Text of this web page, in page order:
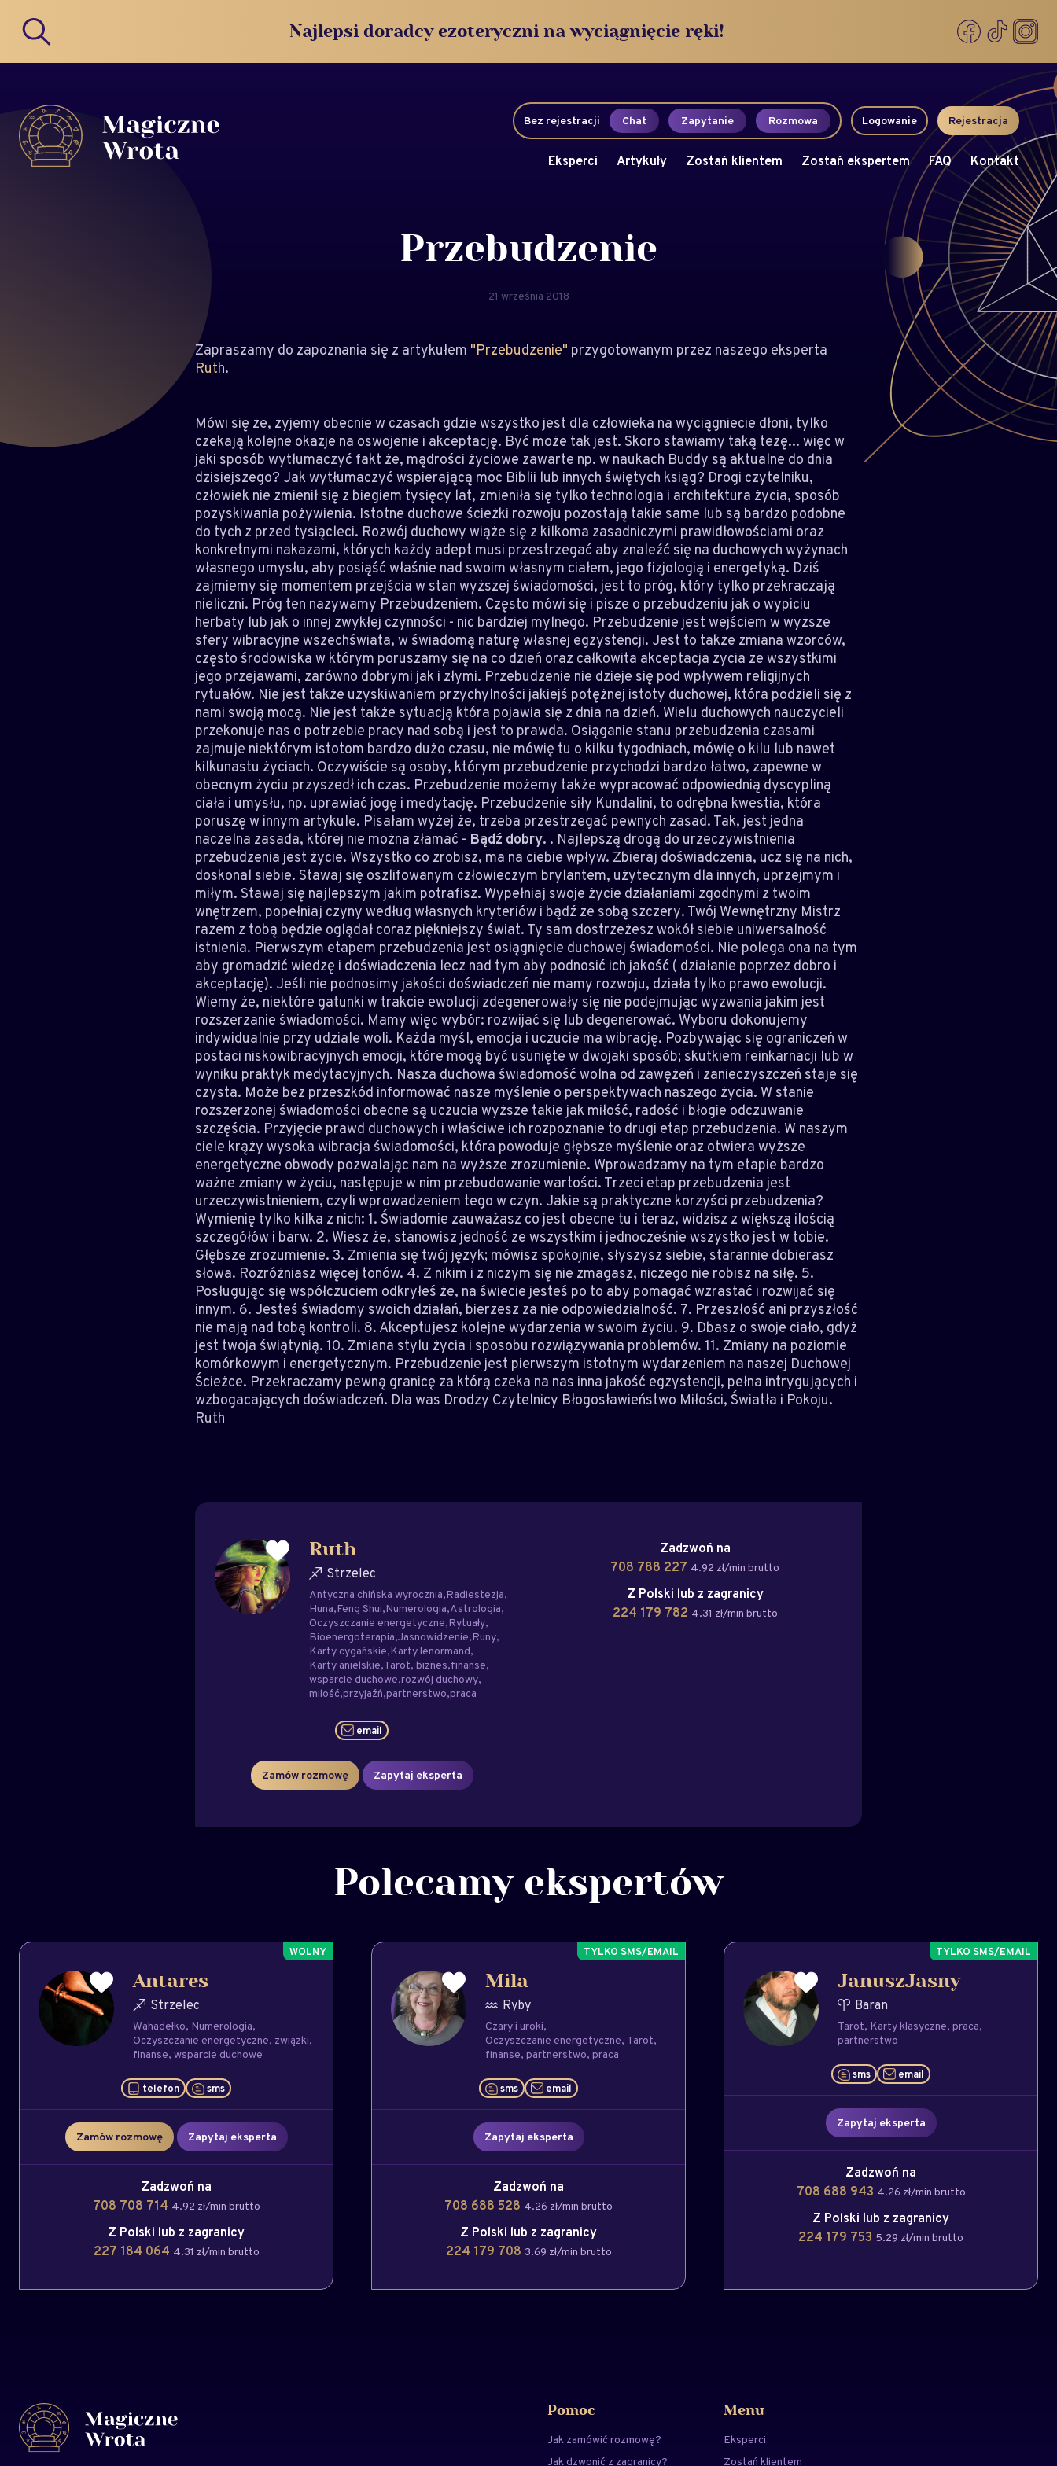
Najlepsi doradcy ezoteryczni na wyciągnięcie ręki!
Bez rejestracji Chat Zapytanie Rozmowa Logowanie Rejestracja
Eksperci Artykuły Zostań klientem Zostań ekspertem FAQ Kontakt
Przebudzenie
21 września 2018
Zapraszamy do zapoznania się z artykułem "Przebudzenie" przygotowanym przez naszego eksperta
Ruth.
Mówi się że, żyjemy obecnie w czasach gdzie wszystko jest dla człowieka na wyciągniecie dłoni, tylko
czekają kolejne okazje na oswojenie i akceptację. Być może tak jest. Skoro stawiamy taką tezę... więc w
jaki sposób wytłumaczyć fakt że, mądrości życiowe zawarte np. w naukach Buddy są aktualne do dnia
dzisiejszego? Jak wytłumaczyć wspierającą moc Biblii lub innych świętych ksiąg? Drogi czytelniku,
człowiek nie zmienił się z biegiem tysięcy lat, zmieniła się tylko technologia i architektura życia, sposób
pozyskiwania pożywienia. Istotne duchowe ścieżki rozwoju pozostają takie same lub są bardzo podobne
do tych z przed tysiącleci. Rozwój duchowy wiąże się z kilkoma zasadniczymi prawidłowościami oraz
konkretnymi nakazami, których każdy adept musi przestrzegać aby znaleźć się na duchowych wyżynach
własnego umysłu, aby posiąść właśnie nad swoim własnym ciałem, jego fizjologią i energetyką. Dziś
zajmiemy się momentem przejścia w stan wyższej świadomości, jest to próg, który tylko przekraczają
nieliczni. Próg ten nazywamy Przebudzeniem. Często mówi się i pisze o przebudzeniu jak o wypiciu
herbaty lub jak o innej zwykłej czynności - nic bardziej mylnego. Przebudzenie jest wejściem w wyższe
sfery wibracyjne wszechświata, w świadomą naturę własnej egzystencji. Jest to także zmiana wzorców,
często środowiska w którym poruszamy się na co dzień oraz całkowita akceptacja życia ze wszystkimi
jego przejawami, zarówno dobrymi jak i złymi. Przebudzenie nie dzieje się pod wpływem religijnych
rytuałów. Nie jest także uzyskiwaniem przychylności jakiejś potężnej istoty duchowej, która podzieli się z
nami swoją mocą. Nie jest także sytuacją która pojawia się z dnia na dzień. Wielu duchowych nauczycieli
przekonuje nas o potrzebie pracy nad sobą i jest to prawda. Osiąganie stanu przebudzenia czasami
zajmuje niektórym istotom bardzo dużo czasu, nie mówię tu o kilku tygodniach, mówię o kilu lub nawet
kilkunastu życiach. Oczywiście są osoby, którym przebudzenie przychodzi bardzo łatwo, zapewne w
obecnym życiu przyszedł ich czas. Przebudzenie możemy także wypracować odpowiednią dyscypliną
ciała i umysłu, np. uprawiać jogę i medytację. Przebudzenie siły Kundalini, to odrębna kwestia, która
poruszę w innym artykule. Pisałam wyżej że, trzeba przestrzegać pewnych zasad. Tak, jest jedna
naczelna zasada, której nie można złamać - Bądź dobry. . Najlepszą drogą do urzeczywistnienia
przebudzenia jest życie. Wszystko co zrobisz, ma na ciebie wpływ. Zbieraj doświadczenia, ucz się na nich,
doskonal siebie. Stawaj się oszlifowanym człowieczym brylantem, użytecznym dla innych, uprzejmym i
miłym. Stawaj się najlepszym jakim potrafisz. Wypełniaj swoje życie działaniami zgodnymi z twoim
wnętrzem, popełniaj czyny według własnych kryteriów i bądź ze sobą szczery. Twój Wewnętrzny Mistrz
razem z tobą będzie oglądał coraz piękniejszy świat. Ty sam dostrzeżesz wokół siebie uniwersalność
istnienia. Pierwszym etapem przebudzenia jest osiągnięcie duchowej świadomości. Nie polega ona na tym
aby gromadzić wiedzę i doświadczenia lecz nad tym aby podnosić ich jakość ( działanie poprzez dobro i
akceptację). Jeśli nie podnosimy jakości doświadczeń nie mamy rozwoju, działa tylko prawo ewolucji.
Wiemy że, niektóre gatunki w trakcie ewolucji zdegenerowały się nie podejmując wyzwania jakim jest
rozszerzanie świadomości. Mamy więc wybór: rozwijać się lub degenerować. Wyboru dokonujemy
indywidualnie przy udziale woli. Każda myśl, emocja i uczucie ma wibrację. Pozbywając się ograniczeń w
postaci niskowibracyjnych emocji, które mogą być usunięte w dwojaki sposób; skutkiem reinkarnacji lub w
wyniku praktyk medytacyjnych. Nasza duchowa świadomość wolna od zawężeń i zanieczyszczeń staje się
czysta. Może bez przeszkód informować nasze myślenie o perspektywach naszego życia. W stanie
rozszerzonej świadomości obecne są uczucia wyższe takie jak miłość, radość i błogie odczuwanie
szczęścia. Przyjęcie prawd duchowych i właściwe ich rozpoznanie to drugi etap przebudzenia. W naszym
ciele krąży wysoka wibracja świadomości, która powoduje głębsze myślenie oraz otwiera wyższe
energetyczne obwody pozwalając nam na wyższe zrozumienie. Wprowadzamy na tym etapie bardzo
ważne zmiany w życiu, następuje w nim przebudowanie wartości. Trzeci etap przebudzenia jest
urzeczywistnieniem, czyli wprowadzeniem tego w czyn. Jakie są praktyczne korzyści przebudzenia?
Wymienię tylko kilka z nich: 1. Świadomie zauważasz co jest obecne tu i teraz, widzisz z większą ilością
szczegółów i barw. 2. Wiesz że, stanowisz jedność ze wszystkim i jednocześnie wszystko jest w tobie.
Głębsze zrozumienie. 3. Zmienia się twój język; mówisz spokojnie, słyszysz siebie, starannie dobierasz
słowa. Rozróżniasz więcej tonów. 4. Z nikim i z niczym się nie zmagasz, niczego nie robisz na siłę. 5.
Posługując się współczuciem odkryłeś że, na świecie jesteś po to aby pomagać wzrastać i rozwijać się
innym. 6. Jesteś świadomy swoich działań, bierzesz za nie odpowiedzialność. 7. Przeszłość ani przyszłość
nie mają nad tobą kontroli. 8. Akceptujesz kolejne wydarzenia w swoim życiu. 9. Dbasz o swoje ciało, gdyż
jest twoja świątynią. 10. Zmiana stylu życia i sposobu rozwiązywania problemów. 11. Zmiany na poziomie
komórkowym i energetycznym. Przebudzenie jest pierwszym istotnym wydarzeniem na naszej Duchowej
Ścieżce. Przekraczamy pewną granicę za którą czeka na nas inna jakość egzystencji, pełna intrygujących i
wzbogacających doświadczeń. Dla was Drodzy Czytelnicy Błogosławieństwo Miłości, Światła i Pokoju.
Ruth
Ruth
Strzelec
Antyczna chińska wyrocznia Radiestezja
Huna Feng Shui Numerologia Astrologia
Oczyszczanie energetyczne Rytuały
Bioenergoterapia Jasnowidzenie Runy
Karty cygańskie Karty lenormand
Karty anielskie Tarot biznes finanse
wsparcie duchowe rozwój duchowy
milość przyjaźń partnerstwo praca
email
Zamów rozmowę Zapytaj eksperta
Zadzwoń na
708 788 227 4.92 zł/min brutto
Z Polski lub z zagranicy
224 179 782 4.31 zł/min brutto
Polecamy ekspertów
Antares
Strzelec
Wahadełko Numerologia
Oczyszczanie energetyczne związki
finanse wsparcie duchowe
telefon sms
Zamów rozmowę Zapytaj eksperta
Zadzwoń na
708 708 714 4.92 zł/min brutto
Z Polski lub z zagranicy
227 184 064 4.31 zł/min brutto
Mila
Ryby
Czary i uroki
Oczyszczanie energetyczne Tarot
finanse partnerstwo praca
sms email
Zapytaj eksperta
Zadzwoń na
708 688 528 4.26 zł/min brutto
Z Polski lub z zagranicy
224 179 708 3.69 zł/min brutto
JanuszJasny
Baran
Tarot Karty klasyczne praca
partnerstwo
sms email
Zapytaj eksperta
Zadzwoń na
708 688 943 4.26 zł/min brutto
Z Polski lub z zagranicy
224 179 753 5.29 zł/min brutto
Pomoc
Jak zamówić rozmowę?
Jak dzwonić z zagranicy?
Menu
Eksperci
Zostań klientem